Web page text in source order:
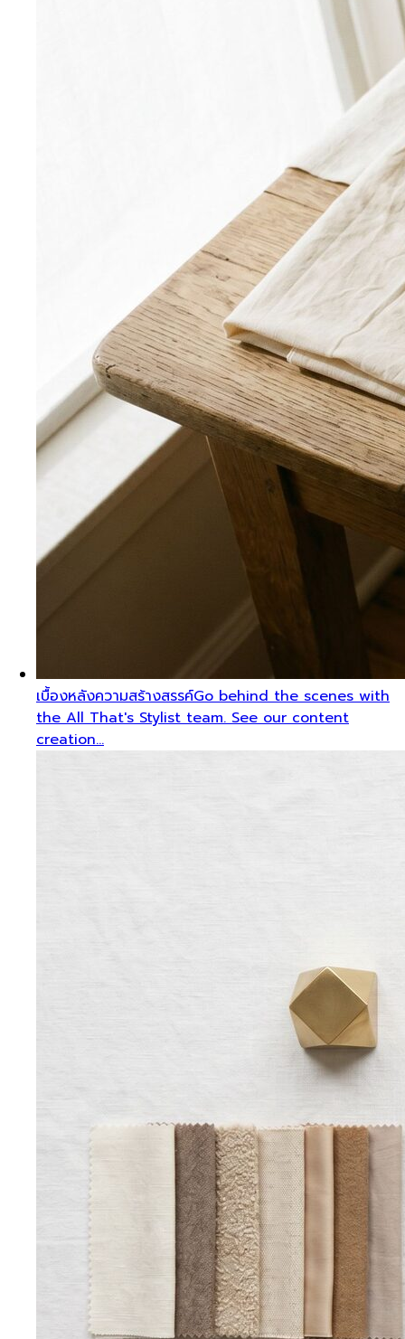
เบื้องหลังความสร้างสรรค์Go behind the scenes with
the All That's Stylist team. See our content
creation…